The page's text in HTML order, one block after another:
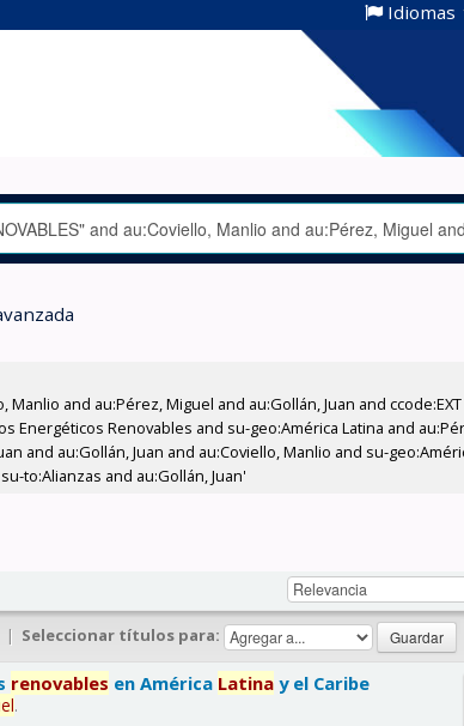
Idiomas
Manlio and au:Pérez, Miguel and au:Gollán, Juan and
Energéticos Renovables and su-geo:América Latina and
and au:Gollán, Juan and au:Coviello, Manlio and su-
to:Alianzas and au:Gollán, Juan'
| Seleccionar títulos para:
renovables en América Latina y el Caribe
.